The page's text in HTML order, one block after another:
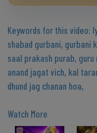
Keywords for this video:
shabad gurbani, gurbani
saal prakash purab, guru
anand jagat vich, kal
dhund jag chanan hoa,
Watch More